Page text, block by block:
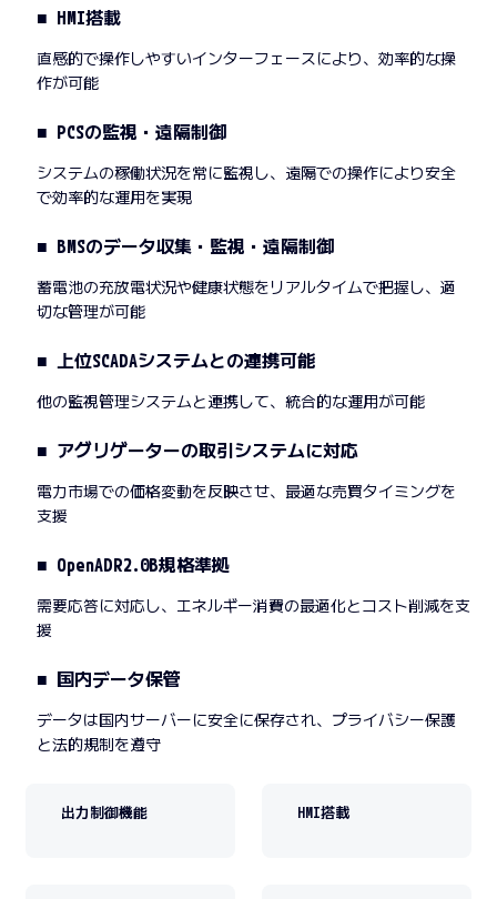
■ HMI搭載
直感的で操作しやすいインターフェースにより、効率的な操
作が可能
■ PCSの監視・遠隔制御
システムの稼働状況を常に監視し、遠隔での操作により安全
で効率的な運用を実現
■ BMSのデータ収集・監視・遠隔制御
蓄電池の充放電状況や健康状態をリアルタイムで把握し、適
切な管理が可能
■ 上位SCADAシステムとの連携可能
他の監視管理システムと連携して、統合的な運用が可能
■ アグリゲーターの取引システムに対応
電力市場での価格変動を反映させ、最適な売買タイミングを
支援
■ OpenADR2.0B規格準拠
需要応答に対応し、エネルギー消費の最適化とコスト削減を支
援
■ 国内データ保管
データは国内サーバーに安全に保存され、プライバシー保護
と法的規制を遵守
出力制御機能 HMI搭載